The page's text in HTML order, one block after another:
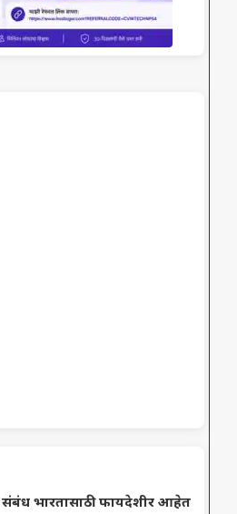
भारतासाठी फायदेशीर आहेत